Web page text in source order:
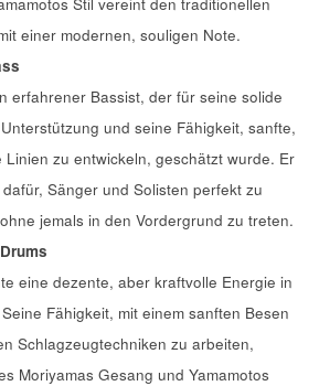
einer modernen, souligen Note.
erfahrener Bassist, der für seine solide
und seine Fähigkeit, sanfte,
Linien zu entwickeln, geschätzt wurde. Er
Sänger und Solisten perfekt zu
jemals in den Vordergrund zu treten.
Drums
eine dezente, aber kraftvolle Energie in
Fähigkeit, mit einem sanften Besen
Schlagzeugtechniken zu arbeiten,
Moriyamas Gesang und Yamamotos